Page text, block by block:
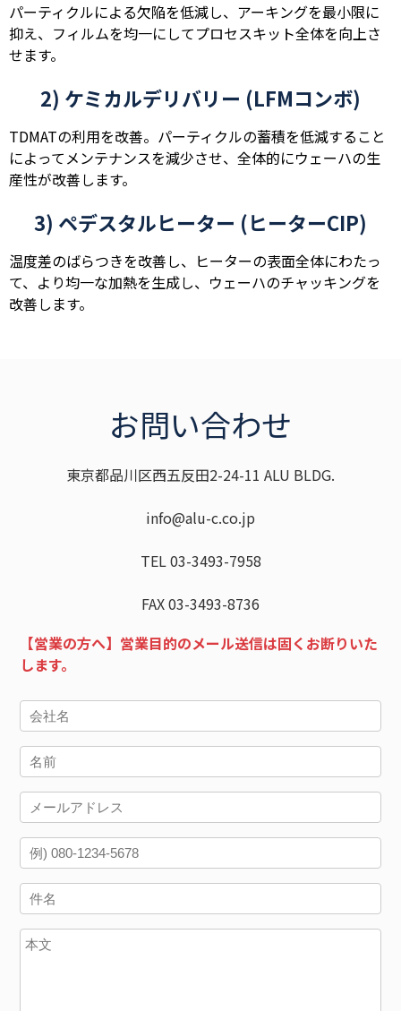
パーティクルによる欠陥を低減し、アーキングを最小限に
抑え、フィルムを均一にしてプロセスキット全体を向上さ
せます。
2) ケミカルデリバリー (LFMコンボ)
TDMATの利用を改善。パーティクルの蓄積を低減すること
によってメンテナンスを減少させ、全体的にウェーハの生
産性が改善します。
3) ペデスタルヒーター (ヒーターCIP)
温度差のばらつきを改善し、ヒーターの表面全体にわたっ
て、より均一な加熱を生成し、ウェーハのチャッキングを
改善します。
お問い合わせ
東京都品川区西五反田2-24-11 ALU BLDG.
info@alu-c.co.jp
TEL 03-3493-7958
FAX 03-3493-8736
【営業の方へ】営業目的のメール送信は固くお断りいた
します。